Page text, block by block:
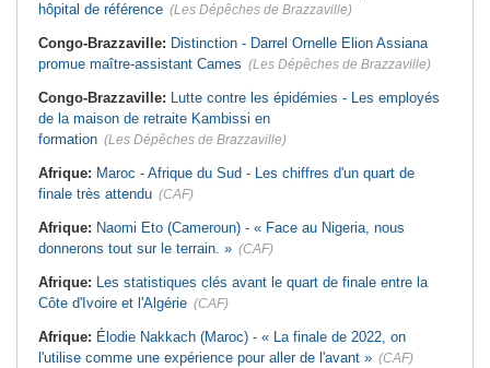
hôpital de référence (Les Dépêches de Brazzaville)
Congo-Brazzaville: Distinction - Darrel Ornelle Elion Assiana
promue maître-assistant Cames (Les Dépêches de Brazzaville)
Congo-Brazzaville: Lutte contre les épidémies - Les employés
de la maison de retraite Kambissi en
formation (Les Dépêches de Brazzaville)
Afrique: Maroc - Afrique du Sud - Les chiffres d'un quart de
finale très attendu (CAF)
Afrique: Naomi Eto (Cameroun) - « Face au Nigeria, nous
donnerons tout sur le terrain. » (CAF)
Afrique: Les statistiques clés avant le quart de finale entre la
Côte d'Ivoire et l'Algérie (CAF)
Afrique: Élodie Nakkach (Maroc) - « La finale de 2022, on
l'utilise comme une expérience pour aller de l'avant » (CAF)